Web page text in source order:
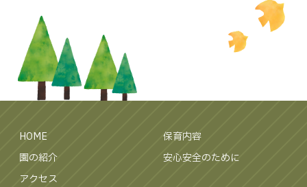
HOME
園の紹介
アクセス
保育内容
安心安全のために